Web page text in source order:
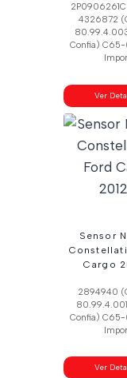
4326872
Confia)
Ver
Sensor
Cargo
2894940
Confia)
Ver